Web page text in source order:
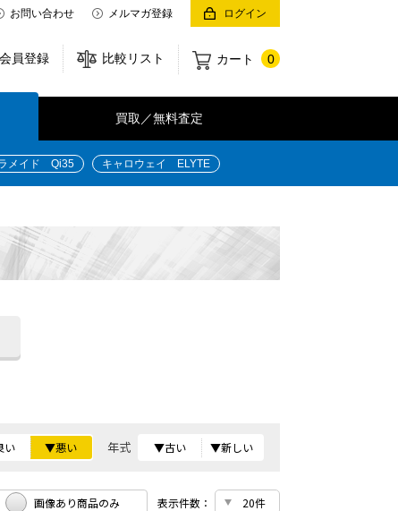
お問い合わせ メルマガ登録 ログイン
カート 0
比較リスト
会員登録
買取／無料査定
メイド Qi35 キャロウェイ ELYTE
い ▼悪い 年式 ▼古い ▼新しい
画像あり商品のみ 表示件数：